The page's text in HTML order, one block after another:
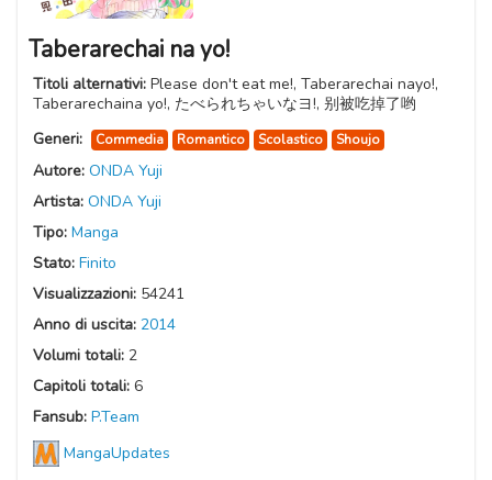
Taberarechai na yo!
Titoli alternativi: Please don't eat me!, Taberarechai nayo!,
Taberarechaina yo!, たべられちゃいなヨ!, 别被吃掉了哟
Generi:
Commedia Romantico Scolastico Shoujo
Autore: ONDA Yuji
Artista: ONDA Yuji
Tipo: Manga
Stato: Finito
Visualizzazioni: 54241
Anno di uscita: 2014
Volumi totali: 2
Capitoli totali: 6
Fansub: P.Team
MangaUpdates